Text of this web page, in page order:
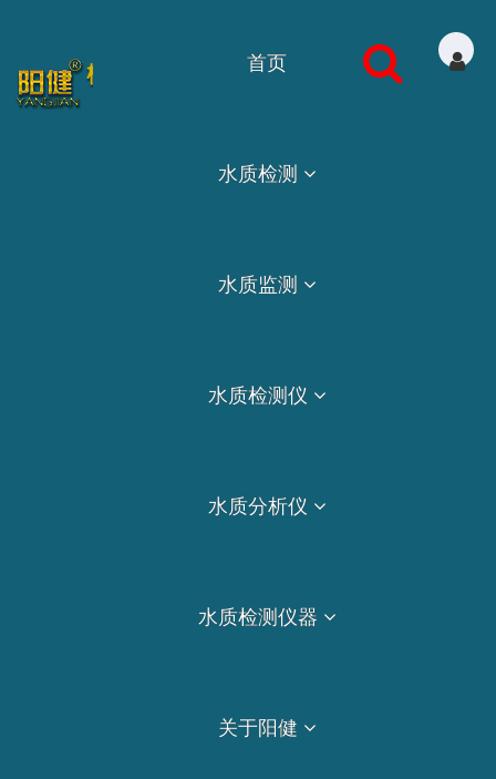
首页
水质检测
水质监测
水质检测仪
水质分析仪
水质检测仪器
关于阳健